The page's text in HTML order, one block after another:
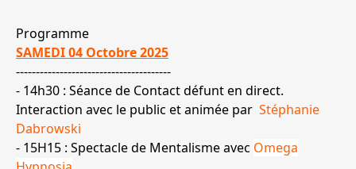
Programme
SAMEDI 04 Octobre 2025
---------------------------------------
- 14h30 : Séance de Contact défunt en direct.
Interaction avec le public et animée par Stéphanie
Dabrowski
- 15H15 : Spectacle de Mentalisme avec Omega